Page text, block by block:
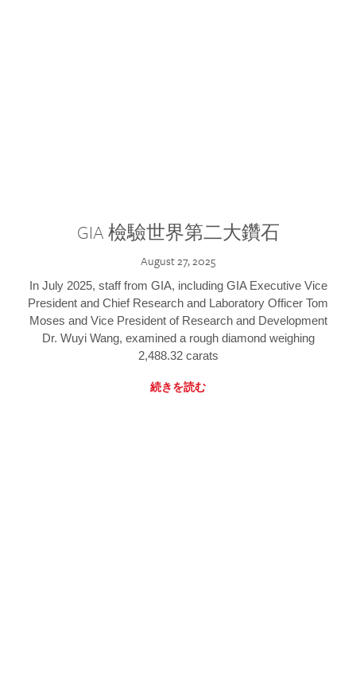
GIA 檢驗世界第二大鑽石
August 27, 2025
In July 2025, staff from GIA, including GIA Executive Vice
President and Chief Research and Laboratory Officer Tom
Moses and Vice President of Research and Development
Dr. Wuyi Wang, examined a rough diamond weighing
2,488.32 carats
続きを読む